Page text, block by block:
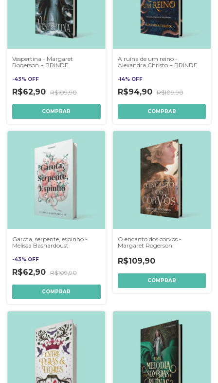
Vespertina - Margaret
Rogerson + BRINDE
-43% OFF
R$62,90 R$109,90
A ruína de um reino -
Alexandra Christo + BRINDE
-14% OFF
R$94,90 R$109,90
Garota, serpente, espinho -
Melissa Bashardoust
-43% OFF
R$62,90 R$109,90
O encanto dos corvos -
Margaret Rogerson
R$109,90